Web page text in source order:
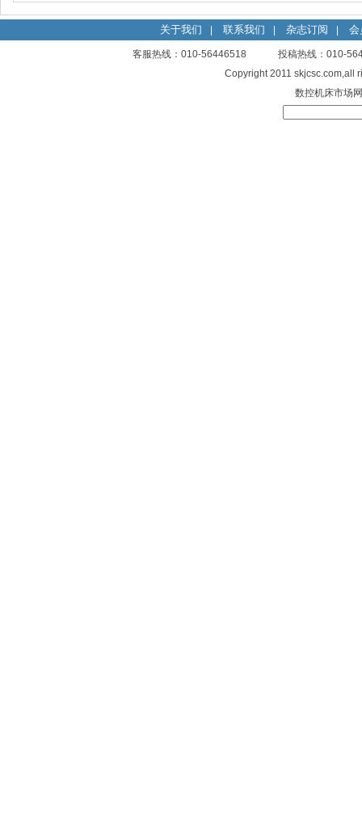
关于我们 联系我们 杂志订阅 会
客服热线：010-56446518 投稿热线：
Copyright 2011
数控机床市场网